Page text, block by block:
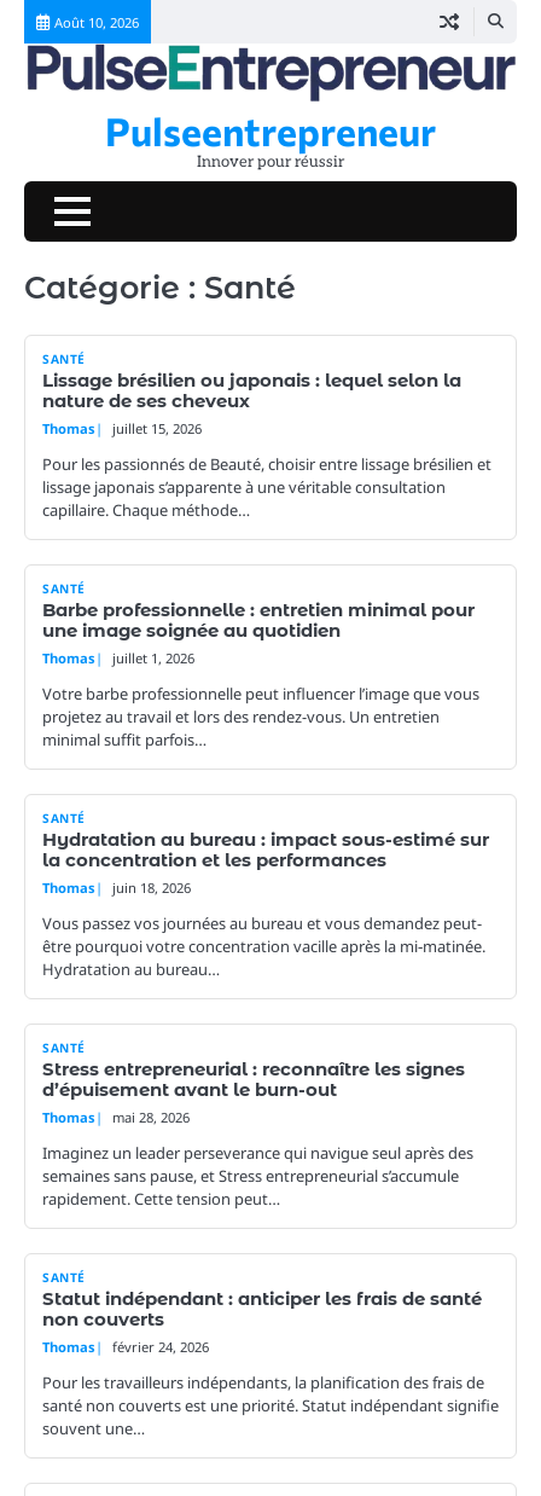
Skip
content
Août 10, 2026
Pulseentrepreneur
Innover pour réussir
Catégorie : Santé
SANTÉ
Lissage brésilien ou japonais : lequel selon la
nature de ses cheveux
Thomas juillet 15, 2026
Pour les passionnés de Beauté, choisir entre lissage brésilien et
lissage japonais s’apparente à une véritable consultation
capillaire. Chaque méthode…
SANTÉ
Barbe professionnelle : entretien minimal pour
une image soignée au quotidien
Thomas juillet 1, 2026
Votre barbe professionnelle peut influencer l’image que vous
projetez au travail et lors des rendez-vous. Un entretien
minimal suffit parfois…
SANTÉ
Hydratation au bureau : impact sous-estimé sur
la concentration et les performances
Thomas juin 18, 2026
Vous passez vos journées au bureau et vous demandez peut-
être pourquoi votre concentration vacille après la mi‑matinée.
Hydratation au bureau…
SANTÉ
Stress entrepreneurial : reconnaître les signes
d’épuisement avant le burn-out
Thomas mai 28, 2026
Imaginez un leader perseverance qui navigue seul après des
semaines sans pause, et Stress entrepreneurial s’accumule
rapidement. Cette tension peut…
SANTÉ
Statut indépendant : anticiper les frais de santé
non couverts
Thomas février 24, 2026
Pour les travailleurs indépendants, la planification des frais de
santé non couverts est une priorité. Statut indépendant signifie
souvent une…